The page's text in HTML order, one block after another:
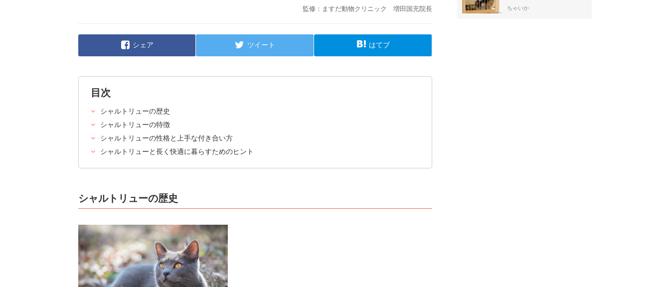
監修：ますだ動物クリニック 増田国充院長
シェア ツイート はてブ
目次
シャルトリューの歴史
シャルトリューの特徴
シャルトリューの性格と上手な付き合い方
シャルトリューと長く快適に暮らすためのヒント
シャルトリューの歴史
ちゃいか